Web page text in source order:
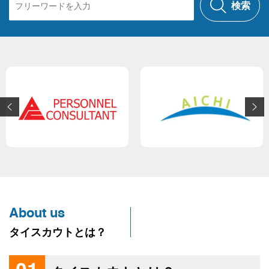
検索
About us
タイスカウトとは？